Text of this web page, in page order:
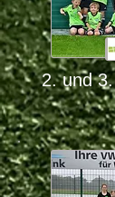
2. und